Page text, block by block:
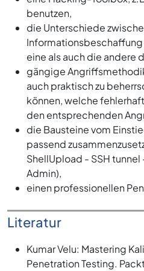
benutzen,
die Unterschiede
Informationsbeschaffung
eine als auch die andere
gängige
auch praktisch zu
können, welche
den entsprechenden
die Bausteine vom
passend
ShellUpload - SSH
Admin),
einen professionellen
Literatur
Kumar Velu: Mastering
Penetration Testing.